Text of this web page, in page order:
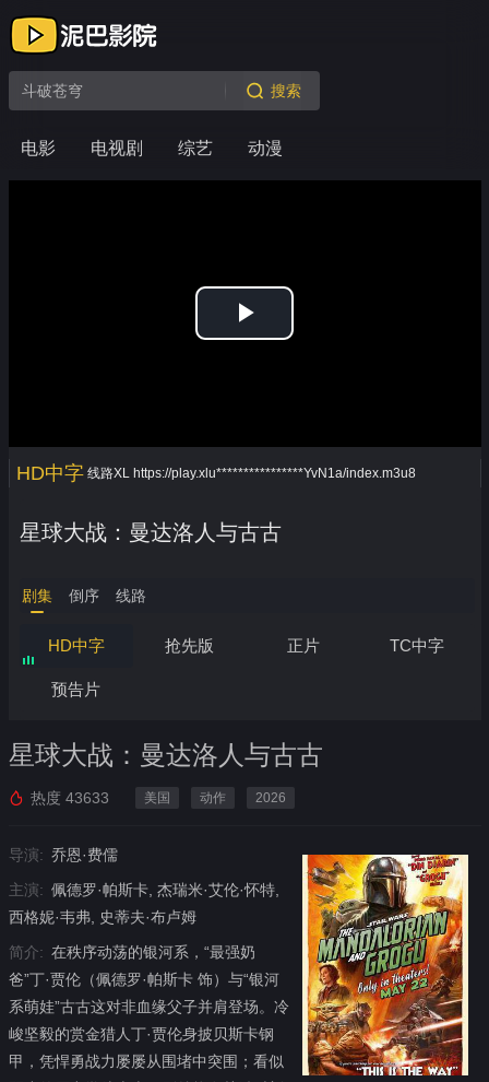
电影 电视剧 综艺 动漫
搜索
Play
HD中字 线路XL https://play.xlu****************YvN1a/index.m3u8
星球大战：曼达洛人与古古
剧集 倒序 线路
HD中字 抢先版 正片 TC中字
预告片
星球大战：曼达洛人与古古
热度 43633 美国 动作 2026
导演: 乔恩·费儒
主演: 佩德罗·帕斯卡, 杰瑞米·艾伦·怀特,
西格妮·韦弗, 史蒂夫·布卢姆
简介: 在秩序动荡的银河系，“最强奶
爸”丁·贾伦（佩德罗·帕斯卡 饰）与“银河
系萌娃”古古这对非血缘父子并肩登场。冷
峻坚毅的赏金猎人丁·贾伦身披贝斯卡钢
甲，凭悍勇战力屡屡从围堵中突围；看似